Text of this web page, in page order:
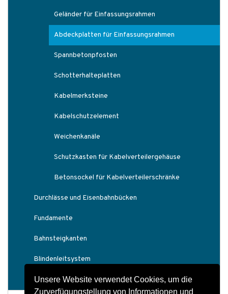
Unsere Website verwendet Cookies, um die
Zurverfügungstellung von Informationen und
Geländer für Einfassungsrahmen
Abdeckplatten für Einfassungsrahmen
Spannbetonpfosten
Schotterhalteplatten
Kabelmerksteine
Kabelschutzelement
Weichenkanäle
Schutzkasten für Kabelverteilergehäuse
Betonsockel für Kabelverteilerschränke
Durchlässe und Eisenbahnbücken
Fundamente
Bahnsteigkanten
Blindenleitsystem
Bahnsteigzubehör